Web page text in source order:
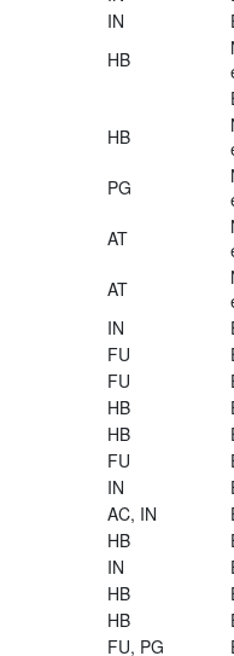
IN
HB
HB
PG
AT
AT
IN
FU
FU
HB
HB
FU
IN
AC, IN
HB
IN
HB
HB
FU, PG